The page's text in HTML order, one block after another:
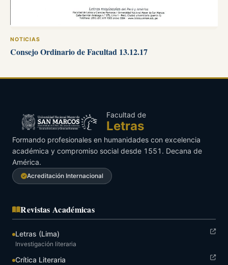
NOTICIAS
Consejo Ordinario de Facultad 13.12.17
Facultad de
Letras
Formando profesionales en humanidades con excelencia
académica y compromiso social desde 1551. Decana de
América.
Acreditación Internacional
Revistas Académicas
Letras (Lima)
Investigación literaria
Crítica Literaria